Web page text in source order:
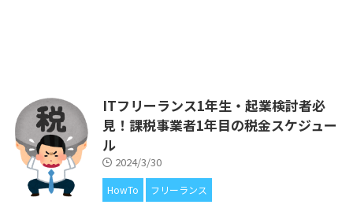
説をしています。 前回は、ITフリ
ーランスだったら絶対に加入すべ
きと考えております、「フリーラ
ンス協会」についてご紹介しまし
た。 htt ...
ITフリーランス1年生・起業検討者必
見！課税事業者1年目の税金スケジュー
ル
2024/3/30
HowTo フリーランス